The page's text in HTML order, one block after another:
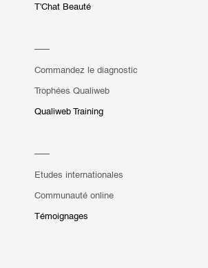
T'Chat Beauté
Commandez le diagnostic
Trophées Qualiweb
Qualiweb Training
Etudes internationales
Communauté online
Témoignages